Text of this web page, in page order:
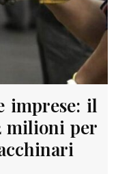
imprese: il
milioni per